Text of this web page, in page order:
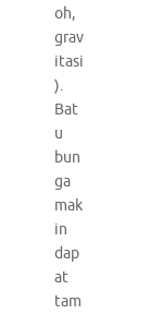
oh,
grav
itasi
).
Bat
u
bun
ga
mak
in
dap
at
tam